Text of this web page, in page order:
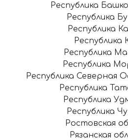
Республика
Республика
Республика
Республика
Республика
Республика
Республика Северная
Республика
Республика
Республика
Ростовская
Рязанская